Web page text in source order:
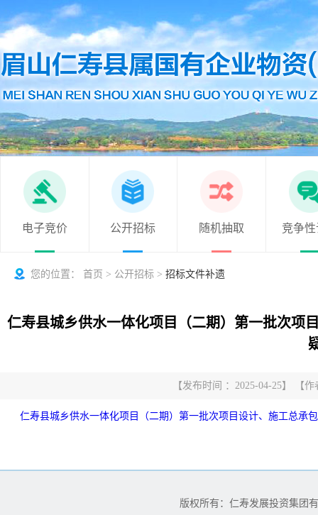
电子竞价 公开招标 随机抽取 竞争
您的位置： 首页 > 公开招标 > 招标文件补遗
仁寿县城乡供水一体化项目（二期）第一批次项
【发布时间 ：2025-04-25】 【
仁寿县城乡供水一体化项目（二期）第一批次项目设计、施工总承
版权所有：仁寿发展投资集团